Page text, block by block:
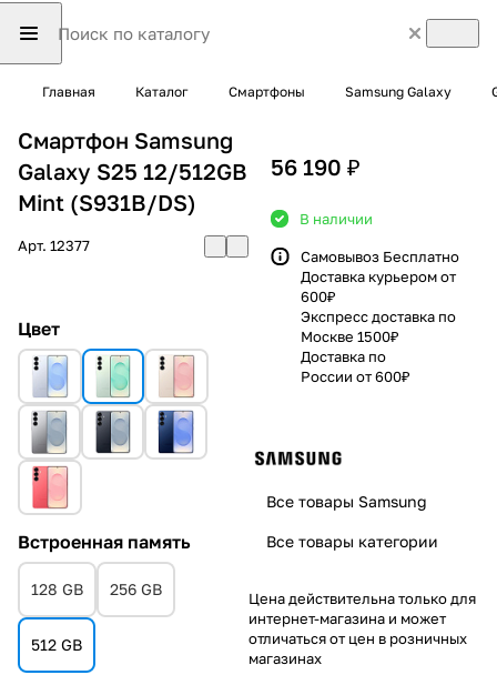
Главная Каталог Смартфоны Samsung Galaxy
Смартфон Samsung
Galaxy S25 12/512GB
Mint (S931B/DS)
Арт. 12377
Цвет
Встроенная память
128 GB 256 GB
512 GB
56 190 ₽
В наличии
Самовывоз Бесплатно
Доставка курьером от
600₽
Экспресс доставка по
Москве 1500₽
Доставка по
России от 600₽
Все товары Samsung
Все товары категории
Цена действительна только для
интернет-магазина и может
отличаться от цен в розничных
магазинах